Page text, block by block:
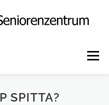
Menü
AKTUELLES
SPITTA?